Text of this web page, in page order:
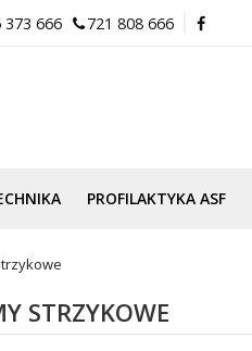
373 666 721 808 666
PROFILAKTYKA ASF
STRZYKOWE